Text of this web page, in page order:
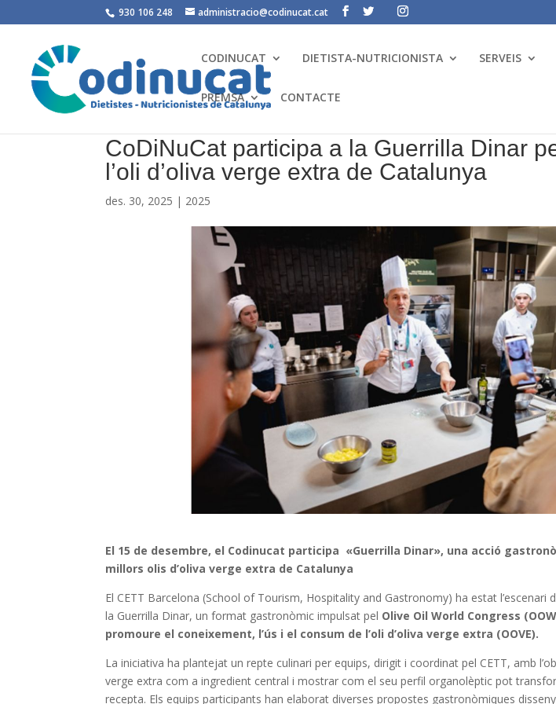
930 106 248 administracio@codinucat.cat
CODINUCAT DIETISTA-NUTRICIONISTA SERVEIS
PREMSA CONTACTE
CoDiNuCat participa a la Guerrilla Dinar
l’oli d’oliva verge extra de Catalunya
des. 30, 2025 | 2025
El 15 de desembre, el Codinucat participa «Guerrilla Dinar», una acció
millors olis d’oliva verge extra de Catalunya
El CETT Barcelona (School of Tourism, Hospitality and Gastronomy) ha estat l’escenari
la Guerrilla Dinar, un format gastronòmic impulsat pel Olive Oil World Congress
promoure el coneixement, l’ús i el consum de l’oli d’oliva verge extra (OOVE).
La iniciativa ha plantejat un repte culinari per equips, dirigit i coordinat pel CETT, amb
verge extra com a ingredient central i mostrar com el seu perfil organolèptic pot
recepta. Els equips participants han elaborat diverses propostes gastronòmiques